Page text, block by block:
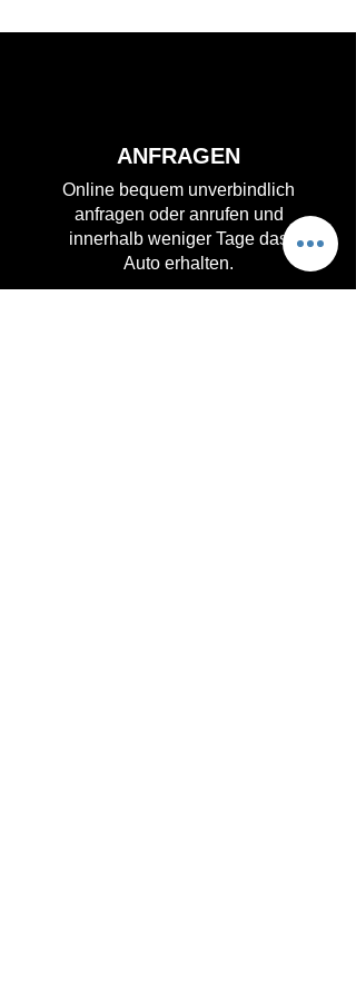
ANFRAGEN
Online bequem unverbindlich
anfragen oder anrufen und
innerhalb weniger Tage das
Auto erhalten.